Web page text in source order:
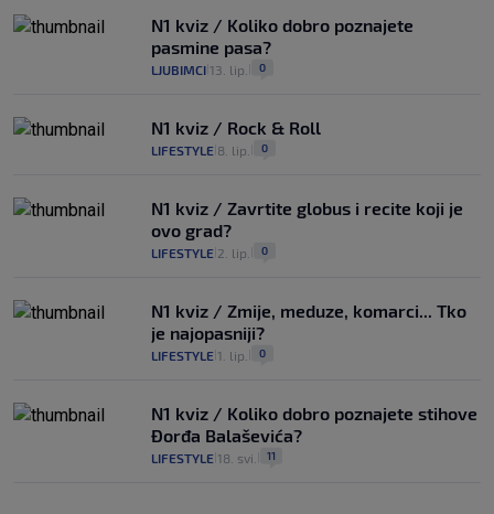
N1 kviz / Koliko dobro poznajete
pasmine pasa?
LJUBIMCI 13. lip. 0
N1 kviz / Rock & Roll
LIFESTYLE 8. lip. 0
N1 kviz / Zavrtite globus i recite koji je
ovo grad?
LIFESTYLE 2. lip. 0
N1 kviz / Zmije, meduze, komarci... Tko
je najopasniji?
LIFESTYLE 1. lip. 0
N1 kviz / Koliko dobro poznajete stihove
Đorđa Balaševića?
LIFESTYLE 18. svi. 11